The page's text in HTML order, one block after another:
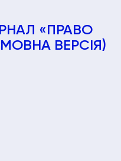
«ПРАВО
ВЕРСІЯ)